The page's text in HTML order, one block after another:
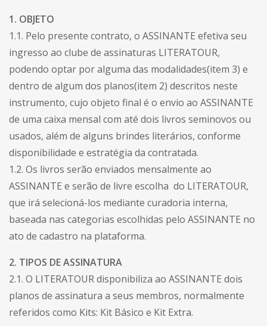
1. OBJETO
1.1. Pelo presente contrato, o ASSINANTE efetiva seu
ingresso ao clube de assinaturas LITERATOUR,
podendo optar por alguma das modalidades(item 3) e
dentro de algum dos planos(item 2) descritos neste
instrumento, cujo objeto final é o envio ao ASSINANTE
de uma caixa mensal com até dois livros seminovos ou
usados, além de alguns brindes literários, conforme
disponibilidade e estratégia da contratada.
1.2. Os livros serão enviados mensalmente ao
ASSINANTE e serão de livre escolha do LITERATOUR,
que irá selecioná-los mediante curadoria interna,
baseada nas categorias escolhidas pelo ASSINANTE no
ato de cadastro na plataforma.
2. TIPOS DE ASSINATURA
2.1. O LITERATOUR disponibiliza ao ASSINANTE dois
planos de assinatura a seus membros, normalmente
referidos como Kits: Kit Básico e Kit Extra.